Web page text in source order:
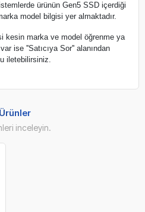
ürünün Gen5 SSD içerdiği
model bilgisi yer almaktadır.
kesin marka ve model öğrenme ya
ise ''Satıcıya Sor'' alanından
iletebilirsiniz.
inceleyin.